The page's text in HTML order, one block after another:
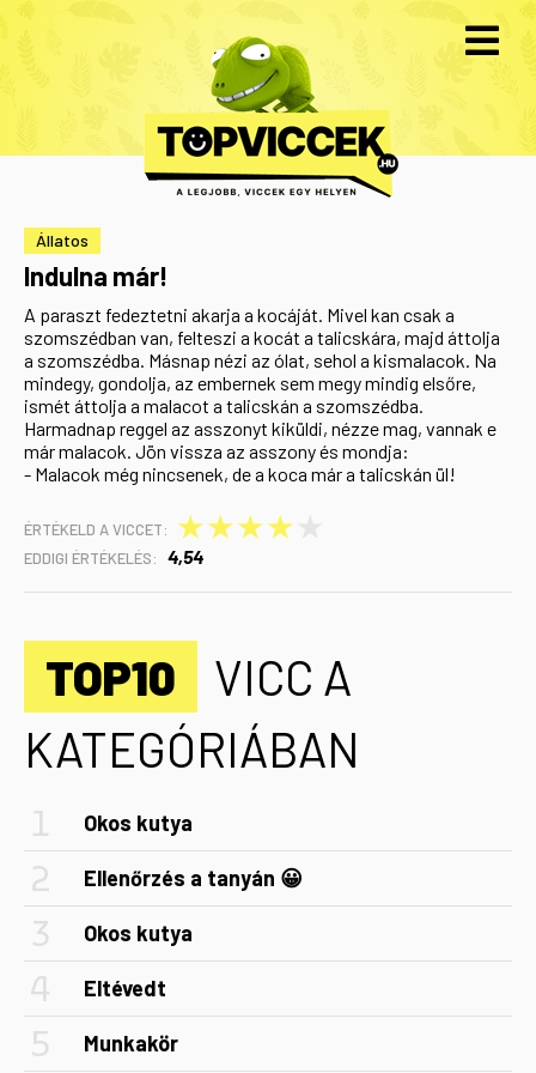
Állatos
Indulna már!
A paraszt fedeztetni akarja a kocáját. Mivel kan csak a
szomszédban van, felteszi a kocát a talicskára, majd áttolja
a szomszédba. Másnap nézi az ólat, sehol a kismalacok. Na
mindegy, gondolja, az embernek sem megy mindig elsőre,
ismét áttolja a malacot a talicskán a szomszédba.
Harmadnap reggel az asszonyt kiküldi, nézze mag, vannak e
már malacok. Jön vissza az asszony és mondja:
- Malacok még nincsenek, de a koca már a talicskán ül!
ÉRTÉKELD A VICCET: ★
★
★
★
EDDIGI ÉRTÉKELÉS: 4,54
TOP10
VICC A
KATEGÓRIÁBAN
Okos kutya
Ellenőrzés a tanyán 😀
Okos kutya
Eltévedt
Munkakör